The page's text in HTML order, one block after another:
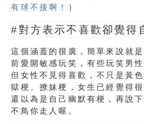
有球不接啊！
）
#對方表示不喜歡卻覺得
這個涵蓋的很廣，簡單來說就
前愛開敏感玩笑，有些玩笑男
但女性不見得喜歡，不只是黃
獄梗、撩妹梗，女生已經覺得
還以為是自己幽默有梗，再說
不鳥你走人喔。